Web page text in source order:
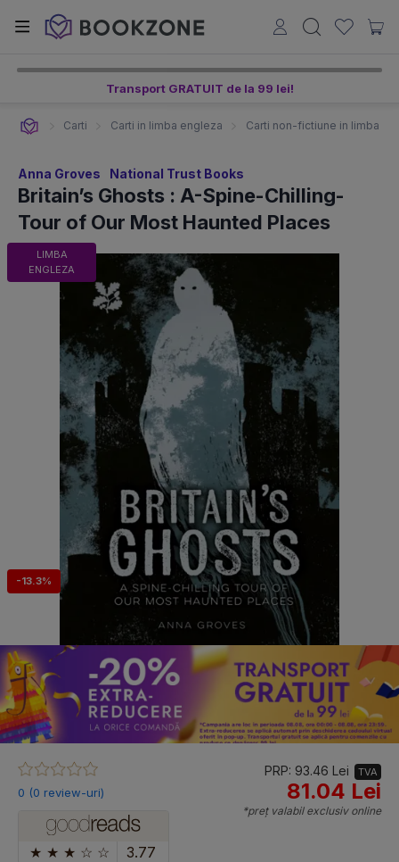
Transport GRATUIT de la 99 lei!
Carti Carti in limba engleza Carti non-fictiune in limba
Anna Groves National Trust Books
Britain’s Ghosts : A-Spine-Chilling-
Tour of Our Most Haunted Places
LIMBA
ENGLEZA
-13.3%
0 (0 review-uri)
★ ★ ★ ☆ ☆ 3.77
PRP: 93.46 Lei TVA
81.04 Lei
*preț valabil exclusiv online